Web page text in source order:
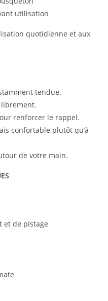
utilisation
quotidienne et aux
tendue.
librement.
renforcer le rappel.
confortable plutôt qu’à
de votre main.
et de pistage